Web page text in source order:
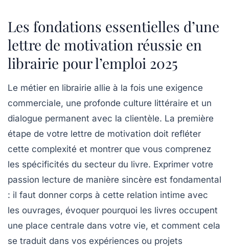
Les fondations essentielles d’une
lettre de motivation réussie en
librairie pour l’emploi 2025
Le métier en librairie allie à la fois une exigence
commerciale, une profonde culture littéraire et un
dialogue permanent avec la clientèle. La première
étape de votre lettre de motivation doit refléter
cette complexité et montrer que vous comprenez
les spécificités du secteur du livre. Exprimer votre
passion lecture de manière sincère est fondamental
: il faut donner corps à cette relation intime avec
les ouvrages, évoquer pourquoi les livres occupent
une place centrale dans votre vie, et comment cela
se traduit dans vos expériences ou projets